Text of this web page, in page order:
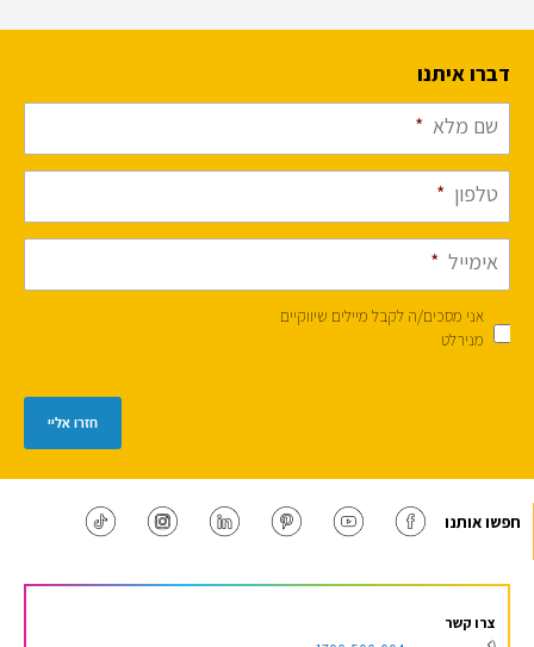
דברו איתנו
שם מלא *
טלפון *
אימייל *
אני מסכים/ה לקבל מיילים שיווקיים
מנירלט
חזרו אליי
חפשו אותנו
צרו קשר